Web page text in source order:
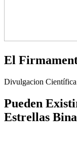
El
Divulgacion Científica
Pueden
Estrellas